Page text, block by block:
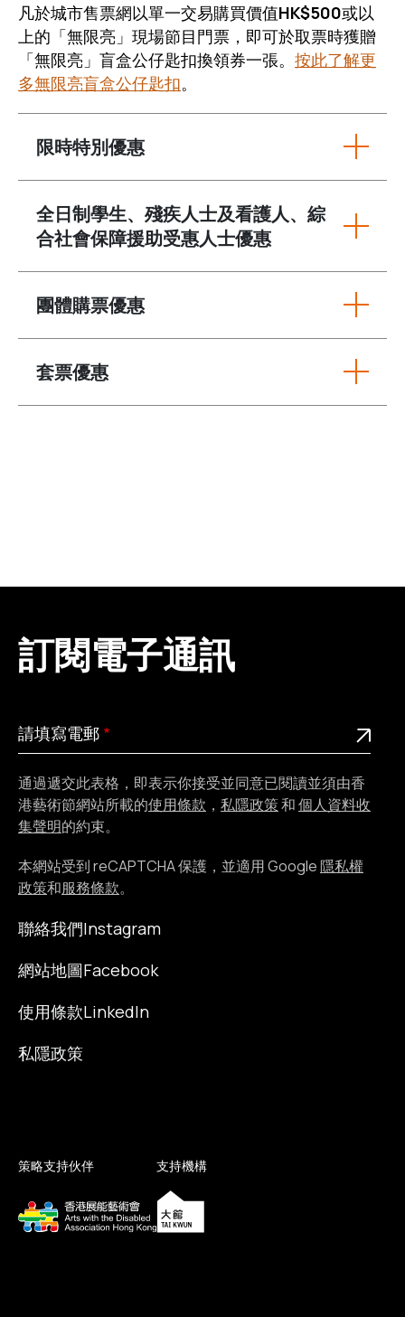
凡於城市售票網以單一交易購買價值HK$500或以
上的「無限亮」現場節目門票，即可於取票時獲贈
「無限亮」盲盒公仔匙扣換領券一張。 按此了解更
多無限亮盲盒公仔匙扣。
限時特別優惠
全日制學生、殘疾人士及看護人、綜
合社會保障援助受惠人士優惠
團體購票優惠
套票優惠
訂閱電子通訊
請
填
寫
電
郵
此為必填欄位
請填寫電郵
通過遞交此表格，即表示你接受並同意已閱讀並須由香
港藝術節網站所載的使用條款 ， 私隱政策和個人資料收
集聲明的約束。
本網站受到 reCAPTCHA 保護，並適用 Google隱私權
政策和服務條款。
聯絡我們
網站地圖
使用條款
私隱政策
Instagram
Facebook
LinkedIn
策略支持伙伴 支持機構